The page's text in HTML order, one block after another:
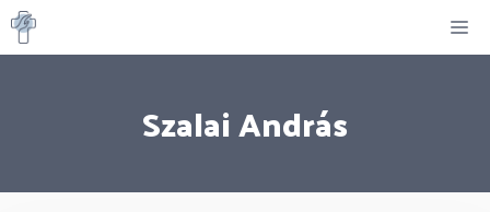
Kilépés
a
Szalai András